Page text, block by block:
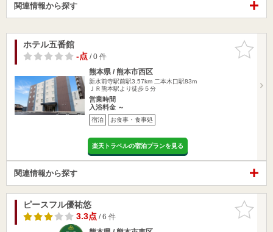
関連情報から探す
お気に入
りに追加
ホテル五番館
-点/ 0 件
熊本県 / 熊本市西区
新水前寺駅前駅3.57km 二本木口駅83m
ＪＲ熊本駅より徒歩５分
営業時間
入浴料金 ～
宿泊 お食事・食事処
楽天トラベルの宿泊プランを見る
関連情報から探す
お気に入
りに追加
ピースフル優祐悠
3.3点/ 6 件